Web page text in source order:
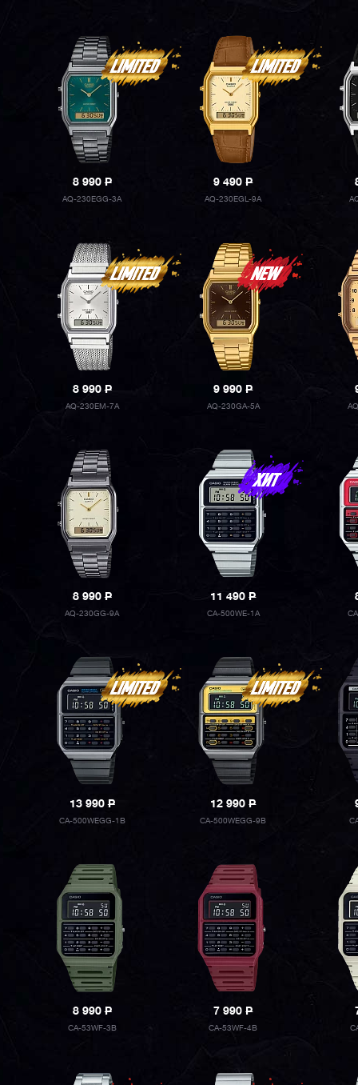
8 990P
AQ-230EGG-3A
9 490P
AQ-230EGL-9A
8 990P
AQ-230EM-7A
9 990P
AQ-230GA-5A
8 990P
AQ-230GG-9A
11 490P
CA-500WE-1A
13 990P
CA-500WEGG-1B
12 990P
CA-500WEGG-9B
8 990P
CA-53WF-3B
7 990P
CA-53WF-4B